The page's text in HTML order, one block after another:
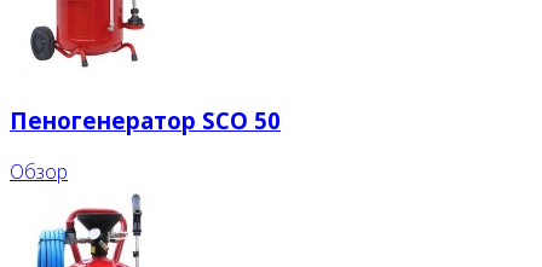
Пеногенератор SCO 50
Обзор